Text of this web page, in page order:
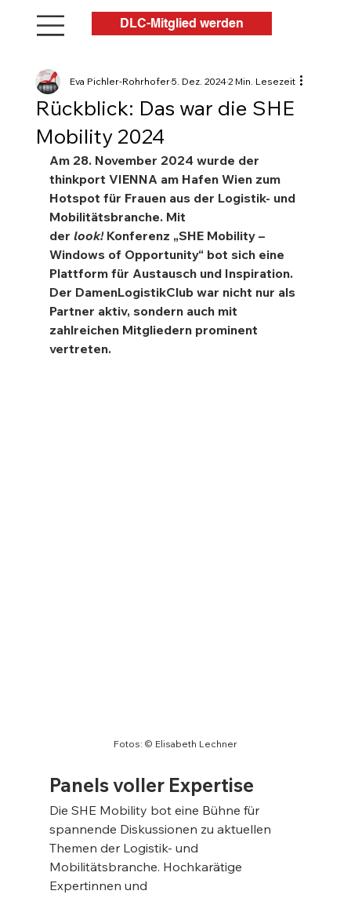
DLC-Mitglied werden
Rückblick: Das war die SHE
Mobility 2024
Eva Pichler-Rohrhofer5. Dez. 20242 Min. Lesezeit
Am 28. November 2024 wurde der
thinkport VIENNA am Hafen Wien zum
Hotspot für Frauen aus der Logistik- und
Mobilitätsbranche. Mit
der look! Konferenz „SHE Mobility –
Windows of Opportunity“ bot sich eine
Plattform für Austausch und Inspiration.
Der DamenLogistikClub war nicht nur als
Partner aktiv, sondern auch mit
zahlreichen Mitgliedern prominent
vertreten.
Fotos: © Elisabeth Lechner
Panels voller Expertise
Die SHE Mobility bot eine Bühne für
spannende Diskussionen zu aktuellen
Themen der Logistik- und
Mobilitätsbranche. Hochkarätige
Expertinnen und